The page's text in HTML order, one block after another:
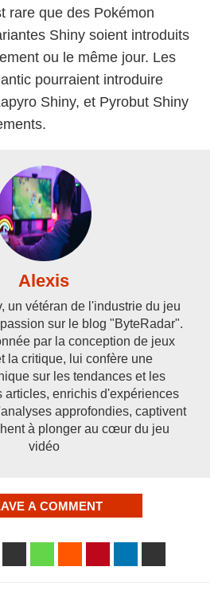
rare que des Pokémon
Shiny soient introduits
ou le même jour. Les
pourraient introduire
Shiny, et Pyrobut Shiny
Alexis
un vétéran de l'industrie du jeu
sur le blog "ByteRadar".
par la conception de jeux
la critique, lui confère une
sur les tendances et les
articles, enrichis d'expériences
approfondies, captivent
à plonger au cœur du jeu
vidéo
A COMMENT